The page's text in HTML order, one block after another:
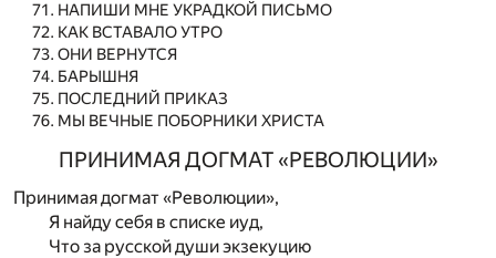
НАПИШИ МНЕ УКРАДКОЙ ПИСЬМО
КАК ВСТАВАЛО УТРО
ОНИ ВЕРНУТСЯ
БАРЫШНЯ
ПОСЛЕДНИЙ ПРИКАЗ
МЫ ВЕЧНЫЕ ПОБОРНИКИ ХРИСТА
ПРИНИМАЯ ДОГМАТ «РЕВОЛЮЦИИ»
Принимая догмат «Революции»,
Я найду себя в списке иуд,
Что за русской души экзекуцию